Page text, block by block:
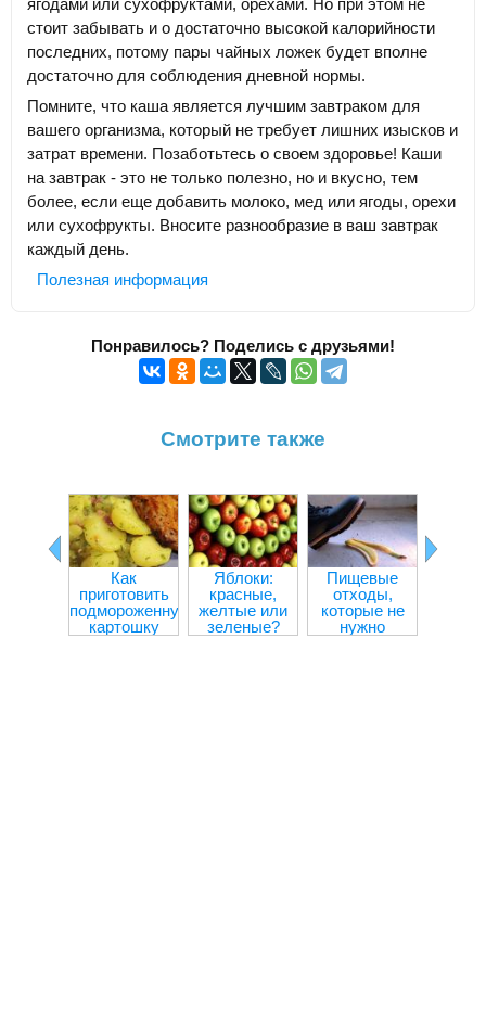
ягодами или сухофруктами, орехами. Но при этом не
стоит забывать и о достаточно высокой калорийности
последних, потому пары чайных ложек будет вполне
достаточно для соблюдения дневной нормы.
Помните, что каша является лучшим завтраком для
вашего организма, который не требует лишних изысков и
затрат времени. Позаботьтесь о своем здоровье! Каши
на завтрак - это не только полезно, но и вкусно, тем
более, если еще добавить молоко, мед или ягоды, орехи
или сухофрукты. Вносите разнообразие в ваш завтрак
каждый день.
Полезная информация
Понравилось? Поделись с друзьями!
Смотрите также
Как
приготовить
подмороженную
картошку
Яблоки:
красные,
желтые или
зеленые?
Пищевые
отходы,
которые не
нужно